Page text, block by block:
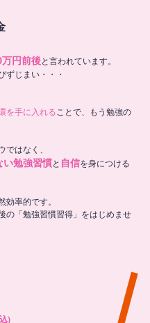
万円前後と言われています。
ずじまい・・・
を手に入れる ことで、もう勉強の
ではなく、
い勉強習慣と 自信を身につける
効率的です。
の「勉強習慣習得」をはじめませ
)